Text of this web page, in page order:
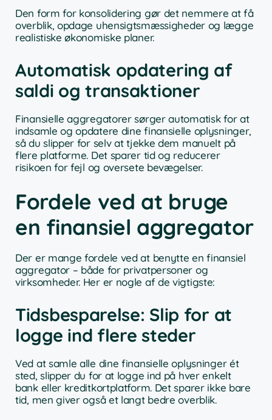
Den form for konsolidering gør det nemmere at få
overblik, opdage uhensigtsmæssigheder og lægge
realistiske økonomiske planer.
Automatisk opdatering af
saldi og transaktioner
Finansielle aggregatorer sørger automatisk for at
indsamle og opdatere dine finansielle oplysninger,
så du slipper for selv at tjekke dem manuelt på
flere platforme. Det sparer tid og reducerer
risikoen for fejl og oversete bevægelser.
Fordele ved at bruge
en finansiel aggregator
Der er mange fordele ved at benytte en finansiel
aggregator – både for privatpersoner og
virksomheder. Her er nogle af de vigtigste:
Tidsbesparelse: Slip for at
logge ind flere steder
Ved at samle alle dine finansielle oplysninger ét
sted, slipper du for at logge ind på hver enkelt
bank eller kreditkortplatform. Det sparer ikke bare
tid, men giver også et langt bedre overblik.